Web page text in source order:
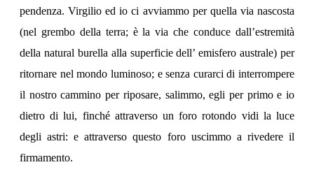
pendenza. Virgilio ed io ci avviammo per quella via nascosta
(nel grembo della terra; è la via che conduce dall’estremità
della natural burella alla superficie dell’ emisfero australe) per
ritornare nel mondo luminoso; e senza curarci di interrompere
il nostro cammino per riposare, salimmo, egli per primo e io
dietro di lui, finché attraverso un foro rotondo vidi la luce
degli astri: e attraverso questo foro uscimmo a rivedere il
firmamento.